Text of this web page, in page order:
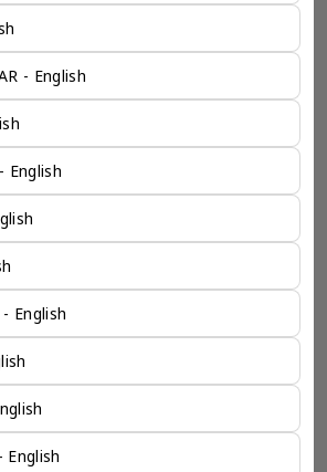
- English
English
English